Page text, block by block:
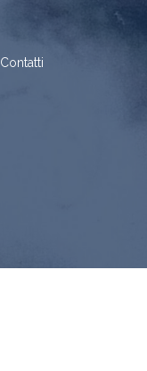
Contatti